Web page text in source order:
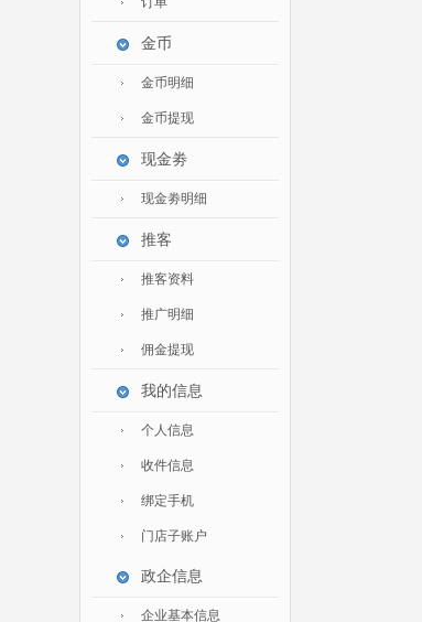
金币
金币明细
金币提现
现金劵
现金劵明细
推客
推客资料
推广明细
佣金提现
我的信息
个人信息
收件信息
绑定手机
门店子账户
政企信息
企业基本信息